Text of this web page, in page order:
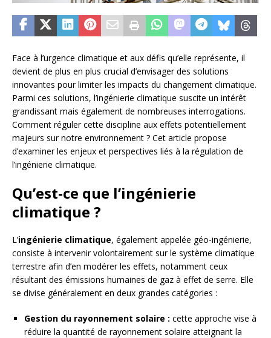
Face à l’urgence climatique et aux défis qu’elle représente, il
devient de plus en plus crucial d’envisager des solutions
innovantes pour limiter les impacts du changement climatique.
Parmi ces solutions, l’ingénierie climatique suscite un intérêt
grandissant mais également de nombreuses interrogations.
Comment réguler cette discipline aux effets potentiellement
majeurs sur notre environnement ? Cet article propose
d’examiner les enjeux et perspectives liés à la régulation de
l’ingénierie climatique.
Qu’est-ce que l’ingénierie
climatique ?
L’ingénierie climatique, également appelée géo-ingénierie,
consiste à intervenir volontairement sur le système climatique
terrestre afin d’en modérer les effets, notamment ceux
résultant des émissions humaines de gaz à effet de serre. Elle
se divise généralement en deux grandes catégories :
Gestion du rayonnement solaire : cette approche vise à
réduire la quantité de rayonnement solaire atteignant la